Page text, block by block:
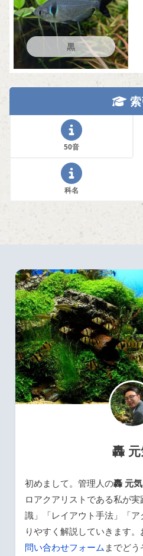
黒
50音
科名
轟 元
初めまして。管理人の轟 元気
ロアクアリストである私が
識」「レイアウト手法」「
りやすく解説していきます
問い合わせフォーム までど